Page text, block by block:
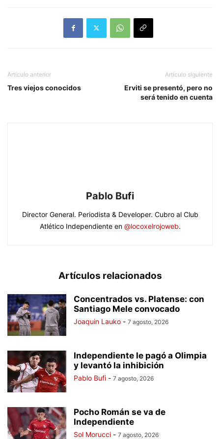
Artículo anterior
Tres viejos conocidos
Artículo siguiente
Erviti se presentó, pero no
será tenido en cuenta
Pablo Bufi
Director General. Periodista & Developer. Cubro al Club
Atlético Independiente en @locoxelrojoweb.
Artículos relacionados
Concentrados vs. Platense: con
Santiago Mele convocado
Joaquin Lauko - 7 agosto, 2026
Independiente le pagó a Olimpia
y levantó la inhibición
Pablo Bufi - 7 agosto, 2026
Pocho Román se va de
Independiente
Sol Morucci - 7 agosto, 2026